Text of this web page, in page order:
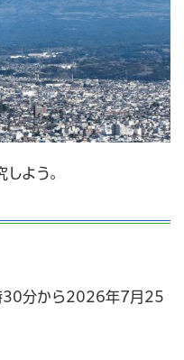
よう。
分から2026年7月25